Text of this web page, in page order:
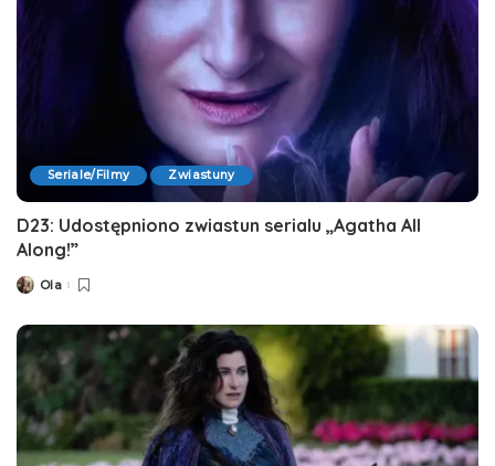
Seriale/Filmy Zwiastuny
D23: Udostępniono zwiastun serialu „Agatha All
Along!”
Posted
Ola